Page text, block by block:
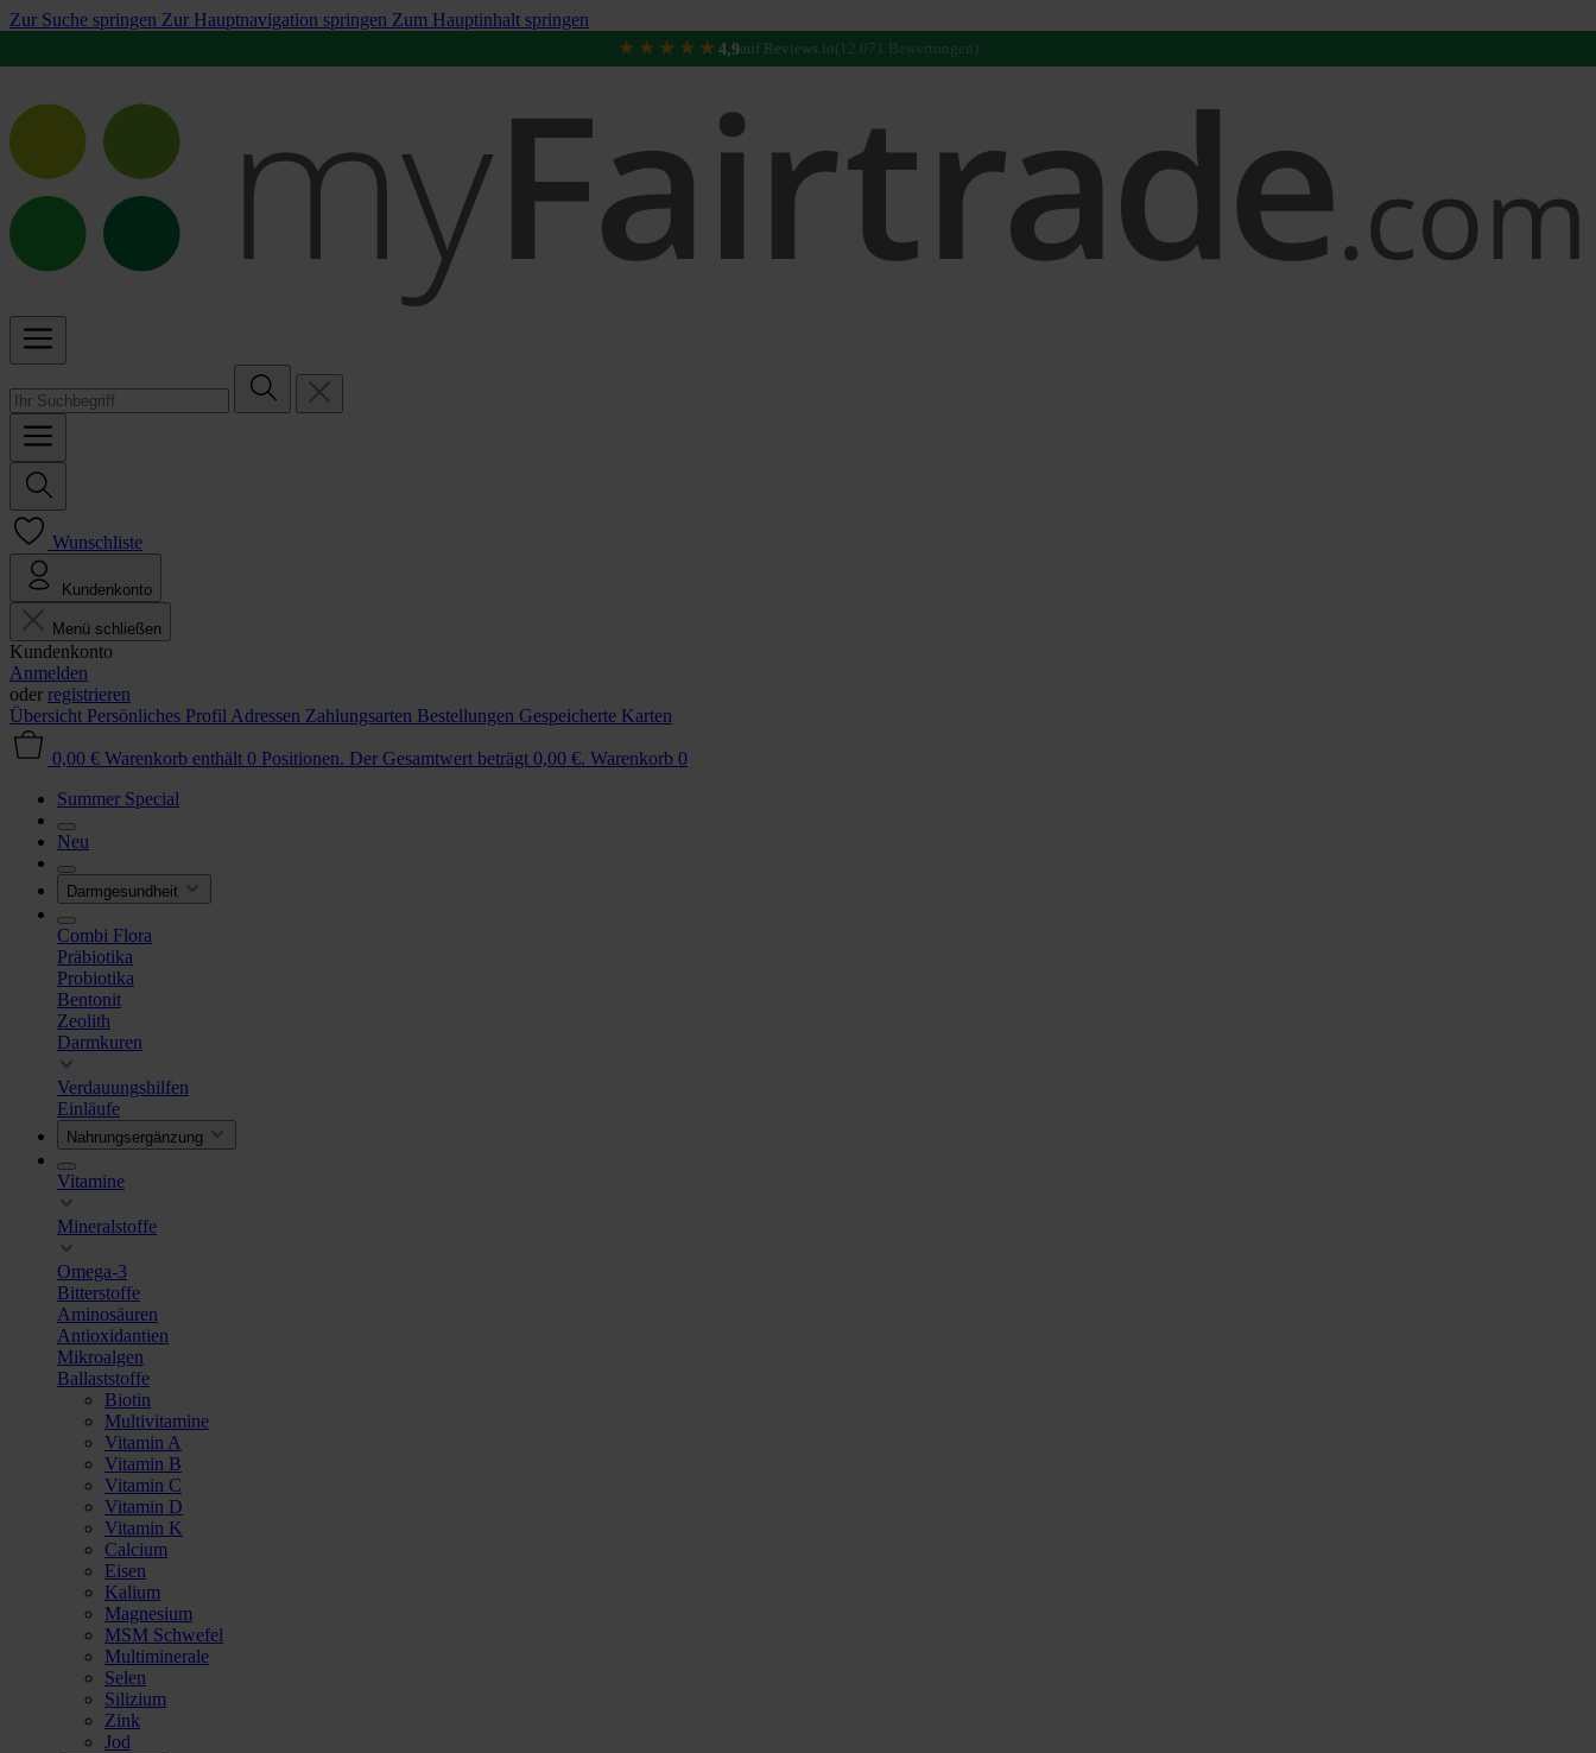
Zur Suche springen Zur Hauptnavigation springen Zum Hauptinhalt springen
★★★★★4,9auf Reviews.io(12.071 Bewertungen)
Wunschliste
Kundenkonto
Menü schließen
Kundenkonto
Anmelden
oder registrieren
Übersicht Persönliches Profil Adressen Zahlungsarten Bestellungen Gespeicherte Karten
0,00 € Warenkorb enthält 0 Positionen. Der Gesamtwert beträgt 0,00 €. Warenkorb 0
Summer Special
Neu
Darmgesundheit
Combi Flora
Präbiotika
Probiotika
Bentonit
Zeolith
Darmkuren
Verdauungshilfen
Einläufe
Nahrungsergänzung
Vitamine
Mineralstoffe
Omega-3
Bitterstoffe
Aminosäuren
Antioxidantien
Mikroalgen
Ballaststoffe
Biotin
Multivitamine
Vitamin A
Vitamin B
Vitamin C
Vitamin D
Vitamin K
Calcium
Eisen
Kalium
Magnesium
MSM Schwefel
Multiminerale
Selen
Silizium
Zink
Jod